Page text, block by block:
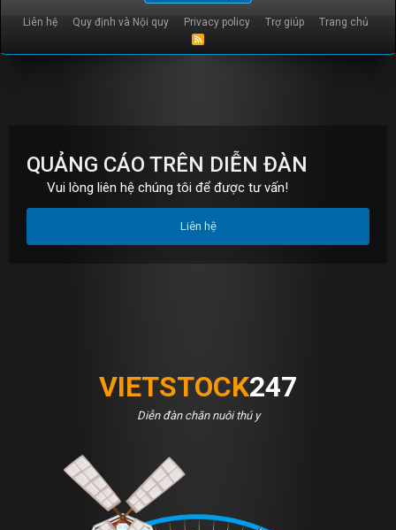
Liên hệ Quy định và Nội quy Privacy policy Trợ giúp Trang chủ
R
QUẢNG CÁO TRÊN DIỄN ĐÀN
Vui lòng liên hệ chúng tôi để được tư vấn!
Liên hệ
VIETSTOCK247
Diễn đàn chăn nuôi thú y